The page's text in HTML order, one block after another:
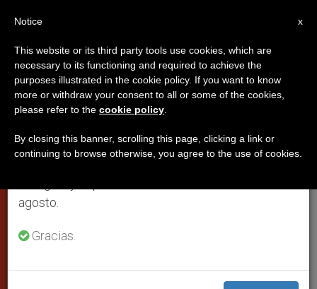
Cardenal Carlos Amigo Vallejo
Nacido el 23 de agosto de 1934
MARZO 01, 2013 00:00 ZENIT STAFF PAPAS
W
h
t
p
s
g o r
Share this Entry
×
Aviso importante
Del 27 de julio al 7 de agosto haremos la pausa
anual, aprovechando que en el periodo de verano
se generan menos informaciones y también el
agosto.
Gracias.
x
Notice
This website or its third party tools use cookies, which are
necessary to its functioning and required to achieve the
purposes illustrated in the cookie policy. If you want to know
more or withdraw your consent to all or some of the cookies,
please refer to the cookie policy
By closing this banner, scrolling this page, clicking a link or
continuing to browse otherwise, you agree to the use of cookies.